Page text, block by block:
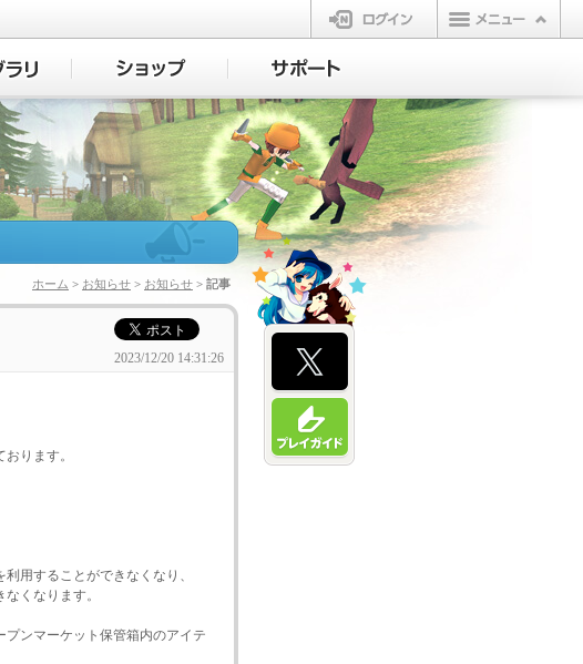
ログイン
ギ
ホーム > お知らせ > お知らせ > 記事
2023/12/20 14:31:26
ります。
用することができなくなり、
くなります。
プンマーケット保管箱内のアイテ